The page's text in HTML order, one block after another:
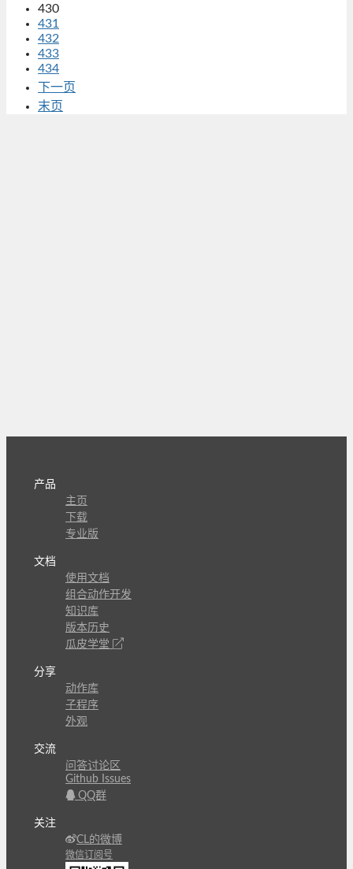
430
431
432
433
434
下一页
末页
产品
主页
下载
专业版
文档
使用文档
组合动作开发
知识库
版本历史
瓜皮学堂
分享
动作库
子程序
外观
交流
问答讨论区
Github Issues
QQ群
关注
CL的微博
微信订阅号